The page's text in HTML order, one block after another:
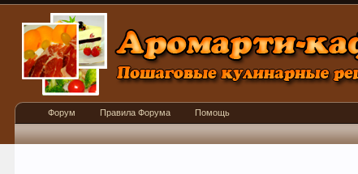
Форум Правила Форума Помощь